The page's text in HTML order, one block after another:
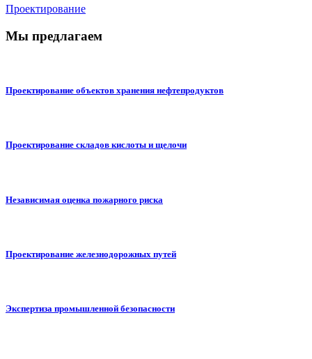
Проектирование
Мы предлагаем
Проектирование объектов хранения нефтепродуктов
Проектирование складов кислоты и щелочи
Независимая оценка пожарного риска
Проектирование железнодорожных путей
Экспертиза промышленной безопасности